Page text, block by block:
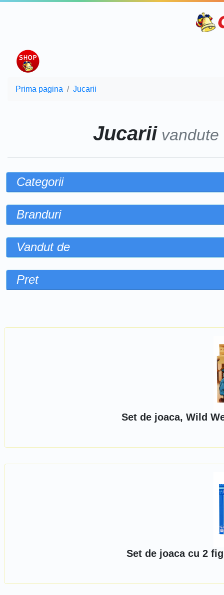
Prima pagina Jucarii
Jucarii
Categorii
Branduri
Vandut de
Pret
Set de joaca, Wild
Set de joaca cu 2